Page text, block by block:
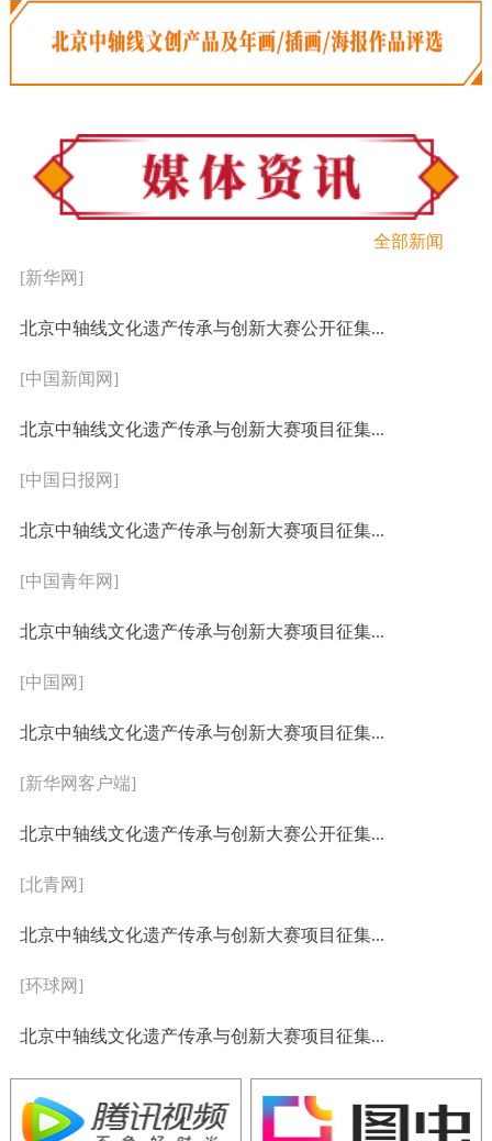
全部新闻
[新华网]
北京中轴线文化遗产传承与创新大赛公开征集...
[中国新闻网]
北京中轴线文化遗产传承与创新大赛项目征集...
[中国日报网]
北京中轴线文化遗产传承与创新大赛项目征集...
[中国青年网]
北京中轴线文化遗产传承与创新大赛项目征集...
[中国网]
北京中轴线文化遗产传承与创新大赛项目征集...
[新华网客户端]
北京中轴线文化遗产传承与创新大赛公开征集...
[北青网]
北京中轴线文化遗产传承与创新大赛项目征集...
[环球网]
北京中轴线文化遗产传承与创新大赛项目征集...